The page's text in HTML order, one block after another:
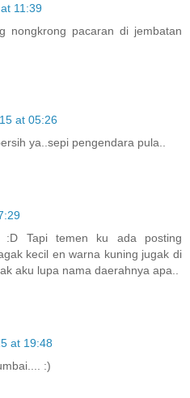
11:39
nongkrong pacaran di jembatan
at 05:26
ya..sepi pengendara pula..
:D Tapi temen ku ada posting
kecil en warna kuning jugak di
aku lupa nama daerahnya apa..
at 19:48
:)